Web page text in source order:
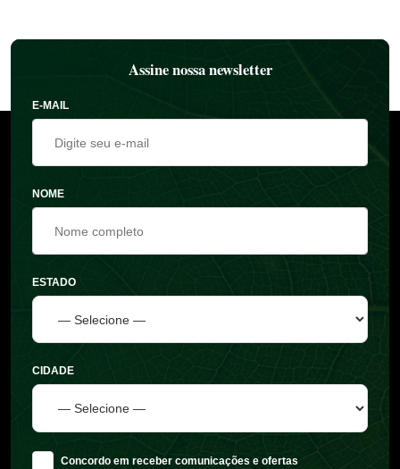
Assine nossa newsletter
E-MAIL
NOME
ESTADO
CIDADE
Concordo em receber comunicações e ofertas